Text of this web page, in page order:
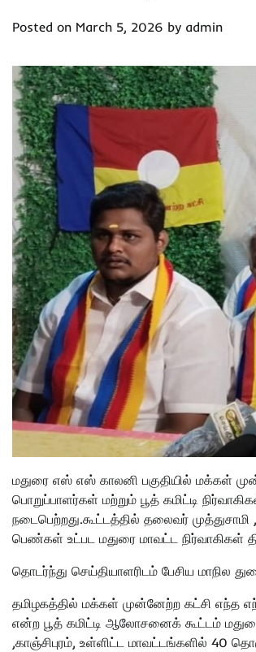
Posted on March 5, 2026 by admin
மதுரை எஸ் எஸ் காலனி பகுதியில் மக்கள்
பொறுப்பாளர்கள் மற்றும் பூத் கமிட்டி
நடைபெற்றது.கூட்டத்தில் தலைவர்
பெண்கள் உட்பட மதுரை மாவட்ட
தொடர்ந்து செய்தியாளரிடம் பேசிய மாநில
தமிழகத்தில் மக்கள் முன்னேற்ற கட்சி எந்த
என்ற பூத் கமிட்டி ஆலோசனைக் கூட்டம்
,காஞ்சிபுரம், உள்ளிட்ட மாவட்டங்களில் 40